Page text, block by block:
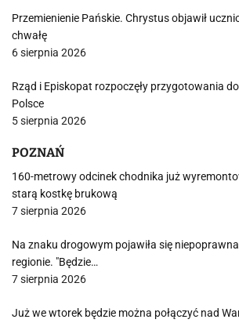
Przemienienie Pańskie. Chrystus objawił
chwałę
6 sierpnia 2026
Rząd i Episkopat rozpoczęły przygotowania
Polsce
5 sierpnia 2026
POZNAŃ
160-metrowy odcinek chodnika już
starą kostkę brukową
7 sierpnia 2026
Na znaku drogowym pojawiła się
regionie. "Będzie…
7 sierpnia 2026
Już we wtorek będzie można połączyć nad